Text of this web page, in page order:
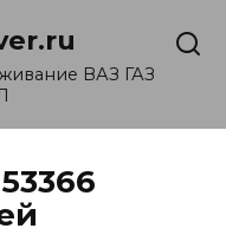
ВАЗ ГАЗ